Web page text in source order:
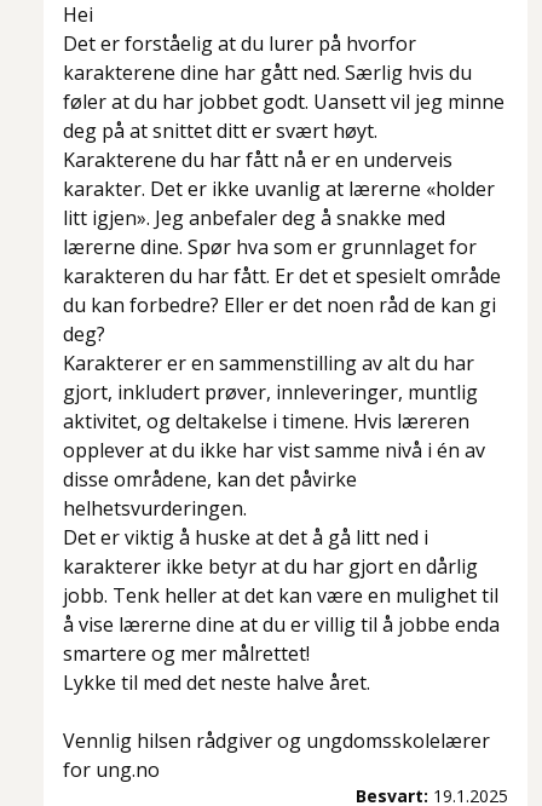
Hei
Det er forståelig at du lurer på hvorfor
karakterene dine har gått ned. Særlig hvis du
føler at du har jobbet godt. Uansett vil jeg minne
deg på at snittet ditt er svært høyt.
Karakterene du har fått nå er en underveis
karakter. Det er ikke uvanlig at lærerne «holder
litt igjen». Jeg anbefaler deg å snakke med
lærerne dine. Spør hva som er grunnlaget for
karakteren du har fått. Er det et spesielt område
du kan forbedre? Eller er det noen råd de kan gi
deg?
Karakterer er en sammenstilling av alt du har
gjort, inkludert prøver, innleveringer, muntlig
aktivitet, og deltakelse i timene. Hvis læreren
opplever at du ikke har vist samme nivå i én av
disse områdene, kan det påvirke
helhetsvurderingen.
Det er viktig å huske at det å gå litt ned i
karakterer ikke betyr at du har gjort en dårlig
jobb. Tenk heller at det kan være en mulighet til
å vise lærerne dine at du er villig til å jobbe enda
smartere og mer målrettet!
Lykke til med det neste halve året.
Vennlig hilsen rådgiver og ungdomsskolelærer
for ung.no
Besvart: 19.1.2025